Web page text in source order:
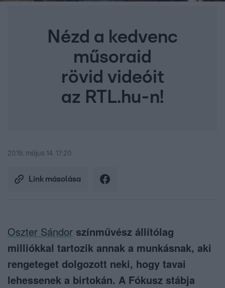
Nézd a kedvenc
műsoraid
rövid videóit
az RTL.hu-n!
2019. május 14. 17:20
Link másolása
Oszter Sándor színművész állítólag
milliókkal tartozik annak a munkásnak, aki
rengeteget dolgozott neki, hogy tavai
lehessenek a birtokán. A Fókusz stábja